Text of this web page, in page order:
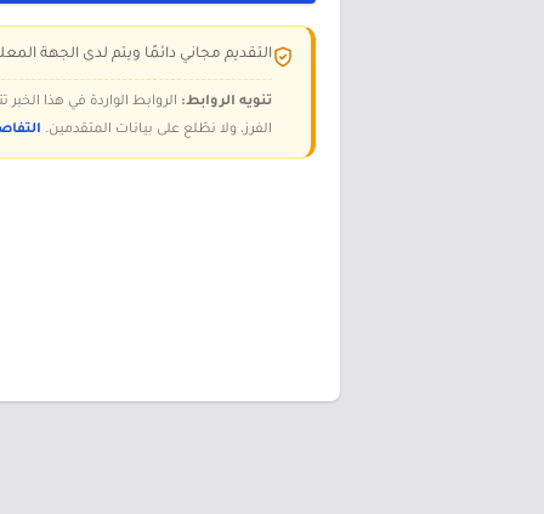
التقديم مجاني دائمًا ويتم لدى الجهة
تنويه الروابط: الروابط الواردة في هذا
الفرز، ولا نطّلع على بيانات المتقدمين.